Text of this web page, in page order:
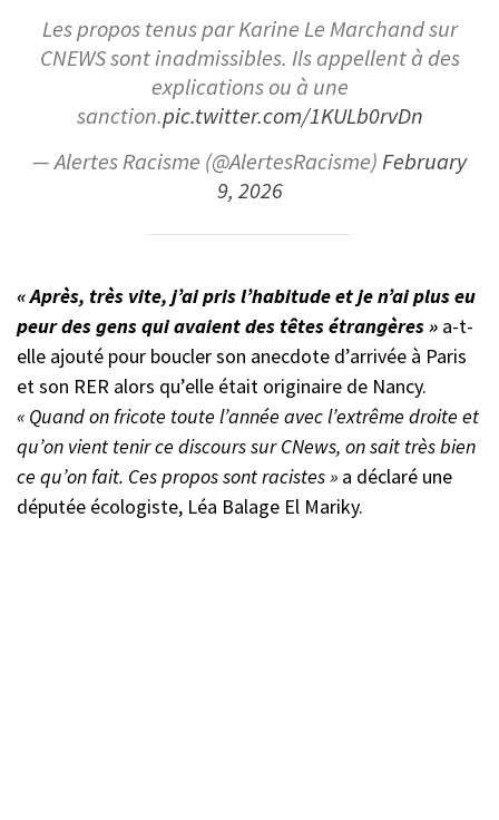
Les propos tenus par Karine Le Marchand sur
CNEWS sont inadmissibles. Ils appellent à des
explications ou à une
sanction.pic.twitter.com/1KULb0rvDn
— Alertes Racisme (@AlertesRacisme)February
9, 2026
« Après, très vite, j’ai pris l’habitude et je n’ai plus eu
peur des gens qui avaient des têtes étrangères » a-t-
elle ajouté pour boucler son anecdote d’arrivée à Paris
et son RER alors qu’elle était originaire de Nancy.
« Quand on fricote toute l’année avec l’extrême droite et
qu’on vient tenir ce discours sur CNews, on sait très bien
ce qu’on fait. Ces propos sont racistes » a déclaré une
députée écologiste, Léa Balage El Mariky.